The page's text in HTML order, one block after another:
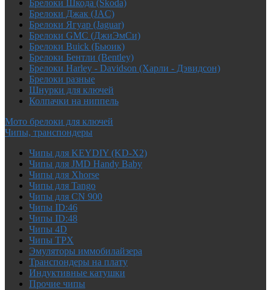
Брелоки Шкода (Skoda)
Брелоки Джак (JAC)
Брелоки Ягуар (Jaguar)
Брелоки GMC (ДжиЭмСи)
Брелоки Buick (Бьюик)
Брелоки Бентли (Bentley)
Брелоки Harley - Davidson (Харли - Дэвидсон)
Брелоки разные
Шнурки для ключей
Колпачки на ниппель
Мото брелоки для ключей
Чипы, транспондеры
Чипы для KEYDIY (KD-X2)
Чипы для JMD Handy Baby
Чипы для Xhorse
Чипы для Tango
Чипы для CN 900
Чипы ID:46
Чипы ID:48
Чипы 4D
Чипы TPX
Эмуляторы иммобилайзера
Транспондеры на плату
Индуктивные катушки
Прочие чипы